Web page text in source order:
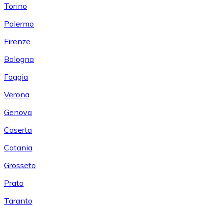
Torino
Palermo
Firenze
Bologna
Foggia
Verona
Genova
Caserta
Catania
Grosseto
Prato
Taranto